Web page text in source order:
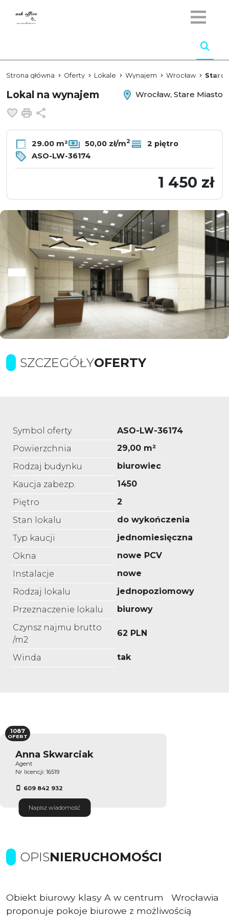
Strona główna Oferty Lokale Wynajem Wrocław Stare
Lokal na wynajem
Wrocław, Stare Miasto
Dodaj do ulubionych
Drukuj
29.00 m² 50,00 zł/m2
2 piętro
ASO-LW-36174
1 450 zł
SZCZEGÓŁYOFERTY
Symbol oferty
ASO-LW-36174
Powierzchnia
29,00 m²
Rodzaj budynku
biurowiec
Kaucja zabezp.
1450
Piętro
2
Stan lokalu
do wykończenia
Typ kaucji
jednomiesięczna
Okna
nowe PCV
Instalacje
nowe
Rodzaj lokalu
jednopoziomowy
Przeznaczenie lokalu
biurowy
Czynsz najmu brutto
/m2
62 PLN
Winda tak
Anna Skwarciak
Agent
Nr licencji: 16519
609 842 932
Napisz wiadomość
1087
OFERT
OPISNIERUCHOMOŚCI
Obiekt biurowy klasy A w centrum Wrocławia
proponuje pokoje biurowe z możliwością